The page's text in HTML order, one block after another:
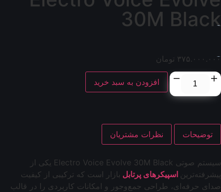
30M Black
۳۷۵.۰۰۰.۰۰۰ تومان
افزودن به سبد خرید
توضیحات نظرات مشتریان
سیستم صوتی Electro Voice Evolve 30M Black یکی از
پیشرفته‌ترین اسپیکرهای پرتابل بازار است که ترکیبی از کیفیت
صدای حرفه‌ای، طراحی جمع‌وجور و امکانات کاربردی را در قالب